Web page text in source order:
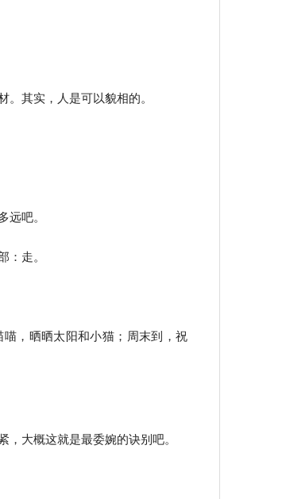
其实，人是可以貌相的。
远吧。
：走。
，晒晒太阳和小猫；周末到，祝
大概这就是最委婉的诀别吧。